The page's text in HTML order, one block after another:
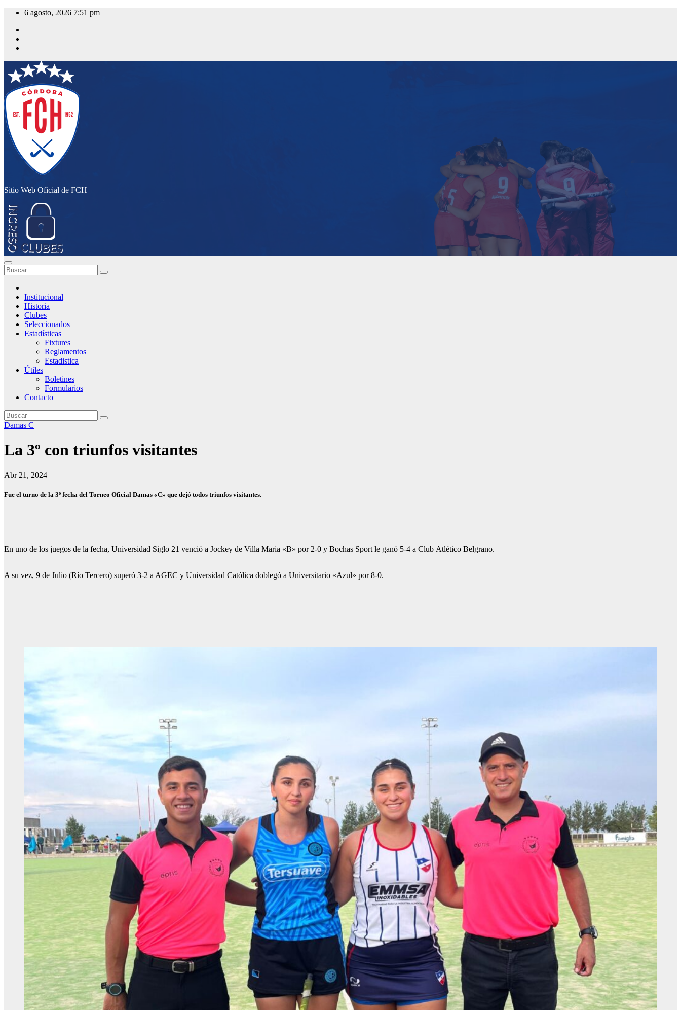
Saltar
contenido
6 agosto, 2026 7:51 pm
Sitio Web Oficial de FCH
Institucional
Historia
Clubes
Seleccionados
Estadísticas
Fixtures
Reglamentos
Estadistica
Útiles
Boletines
Formularios
Contacto
Damas C
La 3º con triunfos visitantes
Abr 21, 2024
Fue el turno de la 3º fecha del Torneo Oficial Damas «C» que dejó todos triunfos visitantes.
En uno de los juegos de la fecha, Universidad Siglo 21 venció a Jockey de Villa Maria «B» por 2-0 y Bochas Sport le ganó 5-4 a Club Atlético Belgrano.
A su vez, 9 de Julio (Río Tercero) superó 3-2 a AGEC y Universidad Católica doblegó a Universitario «Azul» por 8-0.